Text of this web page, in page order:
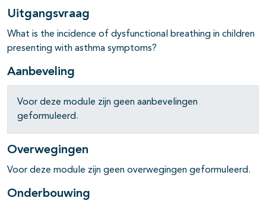
Uitgangsvraag
What is the incidence of dysfunctional breathing in children
presenting with asthma symptoms?
Aanbeveling
Voor deze module zijn geen aanbevelingen
geformuleerd.
Overwegingen
Voor deze module zijn geen overwegingen geformuleerd.
Onderbouwing